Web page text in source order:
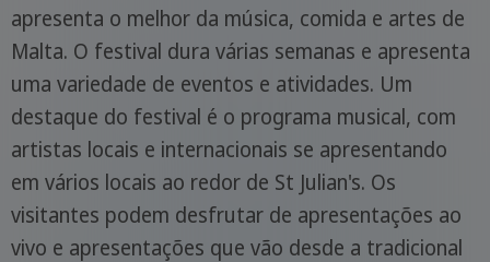
apresenta o melhor da música, comida e artes de
Malta. O festival dura várias semanas e apresenta
uma variedade de eventos e atividades. Um
destaque do festival é o programa musical, com
artistas locais e internacionais se apresentando
em vários locais ao redor de St Julian's. Os
visitantes podem desfrutar de apresentações ao
vivo e apresentações que vão desde a tradicional